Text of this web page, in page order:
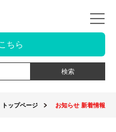
ちら
トップページ お知らせ 新着情報